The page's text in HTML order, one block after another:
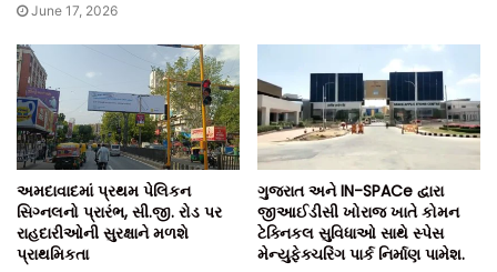
ટીમ બિલ્ટ ઈન્ડિયા.
June 17, 2026
અમદાવાદમાં પ્રથમ પેલિકન
સિગ્નલનો પ્રારંભ, સી.જી. રોડ પર
રાહદારીઓની સુરક્ષાને મળશે
પ્રાથમિકતા
ગુજરાત અને IN-SPACe દ્વારા
જીઆઈડીસી ખોરાજ ખાતે કોમન
ટેક્નિકલ સુવિધાઓ સાથે સ્પેસ
મેન્યુફેક્ચરિંગ પાર્ક નિર્માણ પામેશ.